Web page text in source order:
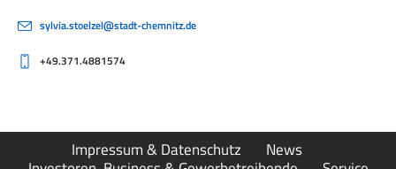
sylvia.stoelzel@stadt-chemnitz.de
+49.371.4881574
Impressum & Datenschutz
News